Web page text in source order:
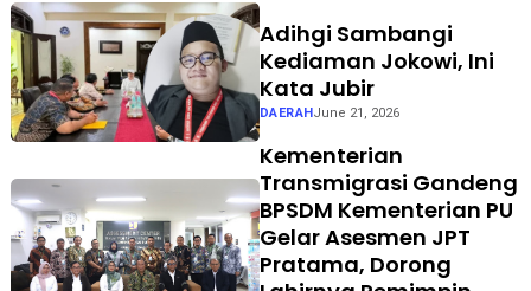
Adihgi Sambangi
Kediaman Jokowi, Ini
Kata Jubir
DAERAHJune 21, 2026
Kementerian
Transmigrasi Gandeng
BPSDM Kementerian PU
Gelar Asesmen JPT
Pratama, Dorong